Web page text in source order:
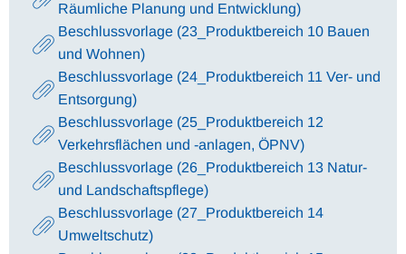
Räumliche Planung und Entwicklung)
Beschlussvorlage (23_Produktbereich 10 Bauen
und Wohnen)
Beschlussvorlage (24_Produktbereich 11 Ver- und
Entsorgung)
Beschlussvorlage (25_Produktbereich 12
Verkehrsflächen und -anlagen, ÖPNV)
Beschlussvorlage (26_Produktbereich 13 Natur-
und Landschaftspflege)
Beschlussvorlage (27_Produktbereich 14
Umweltschutz)